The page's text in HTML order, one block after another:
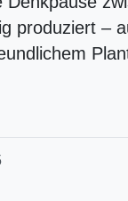
produziert –